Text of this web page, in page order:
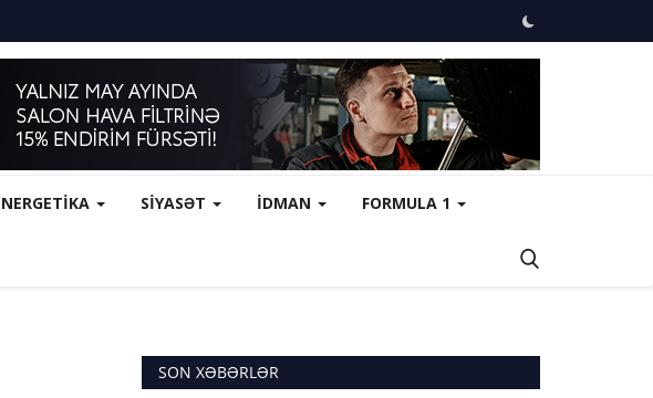
SİYASƏT İDMAN FORMULA 1
SON XƏBƏRLƏR